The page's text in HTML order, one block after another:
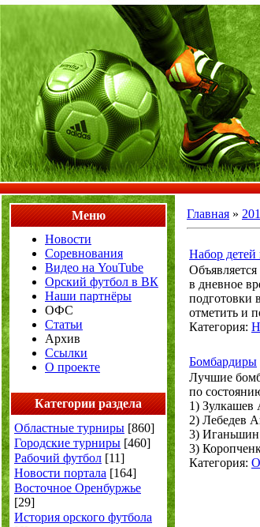
Меню
Новости
Соревнования
Видео на YouTube
Орский футбол в ВК
Наши партнёры
ОФС
Статьи
Архив
Ссылки
О проекте
Категории раздела
Областные турниры [860]
Городские турниры [460]
Рабочий футбол [11]
Новости портала [164]
Восточное Оренбуржье
[29]
История орского футбола
Главная »
Набор
в дневное
подготовки
отметить и
Категория:
Бомбардиры
Лучшие
по
1)
2) Лебедев
3)
3)
Категория: